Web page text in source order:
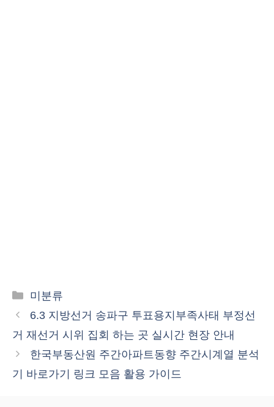
카
테
리
미분류
6.3 지방선거 송파구 투표용지부족사태 부정선
거 재선거 시위 집회 하는 곳 실시간 현장 안내
한국부동산원 주간아파트동향 주간시계열 분석
기 바로가기 링크 모음 활용 가이드